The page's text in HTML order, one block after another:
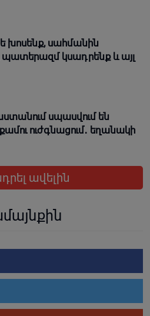
խոսենք, սահմանին
պատերազմ կuադրենք և այլ
սպասվում են
ուժգնացում․ եղանակի
ավելին